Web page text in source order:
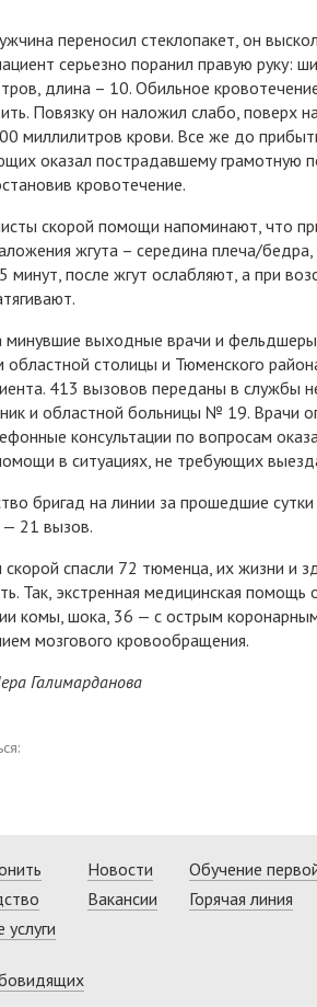
переносил стеклопакет, он
серьезно поранил правую руку:
длина – 10. Обильное
Повязку он наложил слабо, поверх
миллилитров крови. Все же до
оказал пострадавшему грамотную
кровотечение.
скорой помощи напоминают, что
жгута – середина плеча/
минут, после жгут ослабляют, а при
минувшие выходные врачи и
областной столицы и Тюменского
413 вызовов переданы в службы
и областной больницы № 19. Врачи
консультации по вопросам
в ситуациях, не требующих
бригад на линии за прошедшие
— 21 вызов.
скорой спасли 72 тюменца, их жизни и
Так, экстренная медицинская помощь
комы, шока, 36 — с острым
мозгового кровообращения.
Галимарданова
Новости
Вакансии
Обучение
Горячая линия